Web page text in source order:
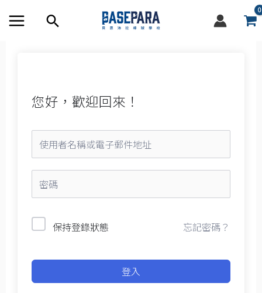
至
搜
您好，歡迎回來！
保持登錄狀態 忘記密碼？
登入